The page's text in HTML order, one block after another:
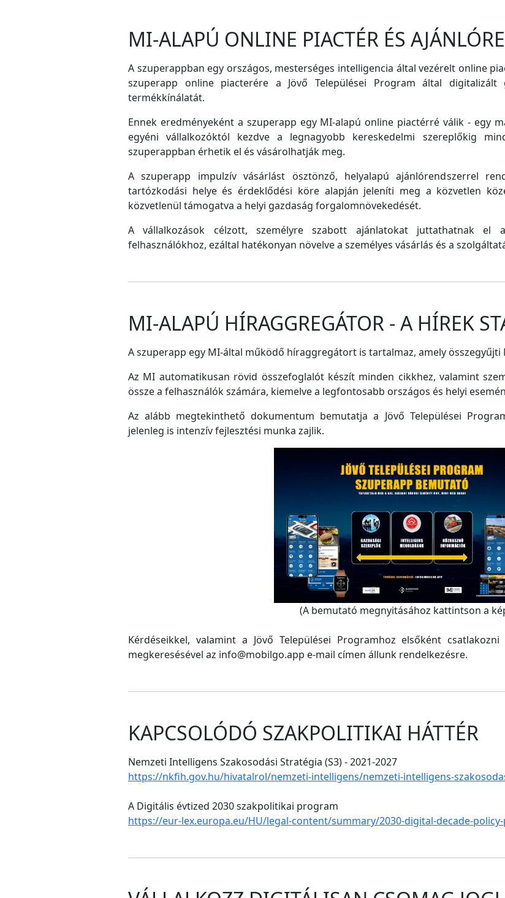
MI-ALAPÚ ONLINE PIACTÉR ÉS
A szuperappban egy országos, mesterséges intelligencia által vezérelt online
szuperapp online piacterére a Jövő Települései Program által digitalizált
termékkínálatát.
Ennek eredményeként a szuperapp egy MI-alapú online piactérré válik - egy
egyéni vállalkozóktól kezdve a legnagyobb kereskedelmi szereplőkig
szuperappban érhetik el és vásárolhatják meg.
A szuperapp impulzív vásárlást ösztönző, helyalapú ajánlórendszerrel
tartózkodási helye és érdeklődési köre alapján jeleníti meg a közvetlen
közvetlenül támogatva a helyi gazdaság forgalomnövekedését.
A vállalkozások célzott, személyre szabott ajánlatokat juttathatnak el
felhasználókhoz, ezáltal hatékonyan növelve a személyes vásárlás és a
MI-ALAPÚ HÍRAGGREGÁTOR - A HÍREK
A szuperapp egy MI-által működő híraggregátort is tartalmaz, amely
Az MI automatikusan rövid összefoglalót készít minden cikkhez, valamint
össze a felhasználók számára, kiemelve a legfontosabb országos és helyi
Az alább megtekinthető dokumentum bemutatja a Jövő Települései
jelenleg is intenzív fejlesztési munka zajlik.
(A bemutató megnyitásához kattintson a
Kérdéseikkel, valamint a Jövő Települései Programhoz elsőként
megkeresésével az info@mobilgo.app e-mail címen állunk rendelkezésre.
KAPCSOLÓDÓ SZAKPOLITIKAI HÁTTÉR
Nemzeti Intelligens Szakosodási Stratégia (S3) - 2021-2027
https://nkfih.gov.hu/hivatalrol/nemzeti-intelligens/nemzeti-intelligens-
A Digitális évtized 2030 szakpolitikai program
https://eur-lex.europa.eu/HU/legal-content/summary/2030-digital-decade-